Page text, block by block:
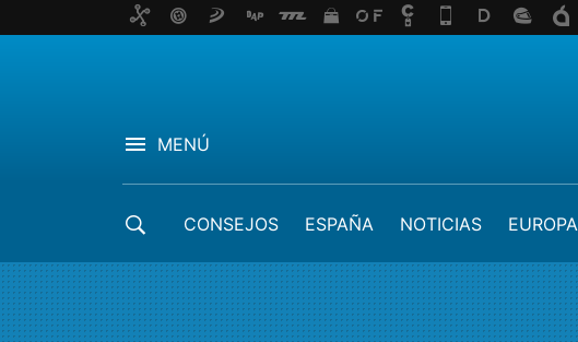
MENÚ
CONSEJOS ESPAÑA NOTICIAS EUROPA